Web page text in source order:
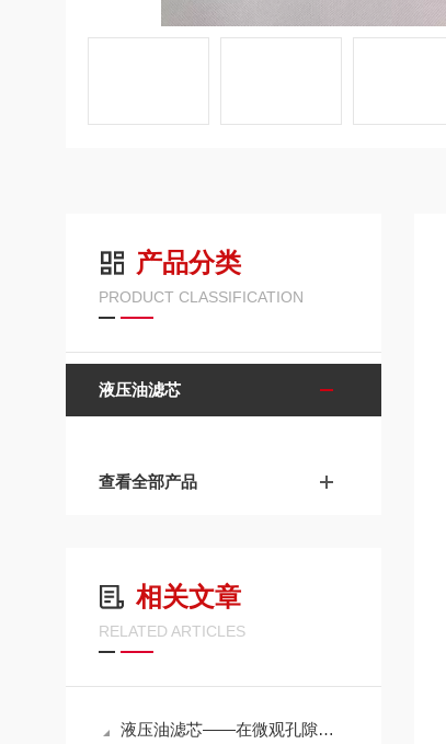
产品分类
PRODUCT CLASSIFICATION
液压油滤芯
查看全部产品
相关文章
RELATED ARTICLES
液压油滤芯——在微观孔隙中捍卫液压系统的“血液纯净”